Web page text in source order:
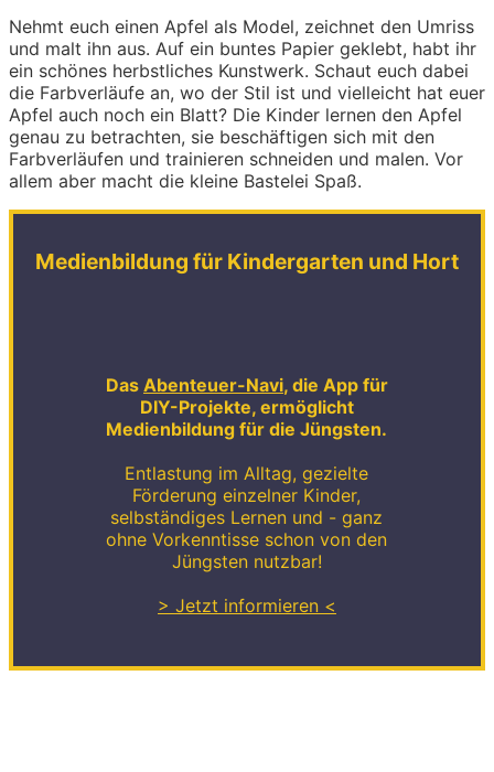
Nehmt euch einen Apfel als Model, zeichnet den Umriss
und malt ihn aus. Auf ein buntes Papier geklebt, habt ihr
ein schönes herbstliches Kunstwerk. Schaut euch dabei
die Farbverläufe an, wo der Stil ist und vielleicht hat euer
Apfel auch noch ein Blatt? Die Kinder lernen den Apfel
genau zu betrachten, sie beschäftigen sich mit den
Farbverläufen und trainieren schneiden und malen. Vor
allem aber macht die kleine Bastelei Spaß.
Medienbildung für Kindergarten und Hort
Das Abenteuer-Navi, die App für
DIY-Projekte, ermöglicht
Medienbildung für die Jüngsten.
Entlastung im Alltag, gezielte
Förderung einzelner Kinder,
selbständiges Lernen und - ganz
ohne Vorkenntisse schon von den
Jüngsten nutzbar!
> Jetzt informieren <